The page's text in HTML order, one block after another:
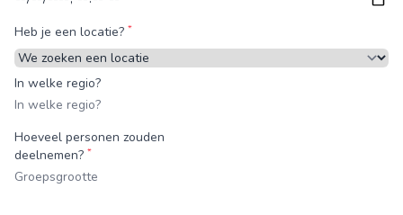
Heb je een locatie? *
In welke regio?
Hoeveel personen zouden
deelnemen? *